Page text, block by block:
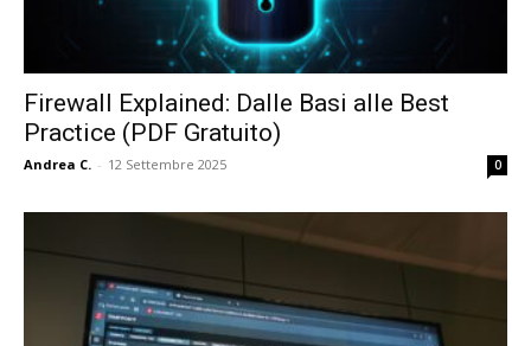
Firewall Explained: Dalle Basi alle Best
Practice (PDF Gratuito)
Andrea C. - 12 Settembre 2025 0